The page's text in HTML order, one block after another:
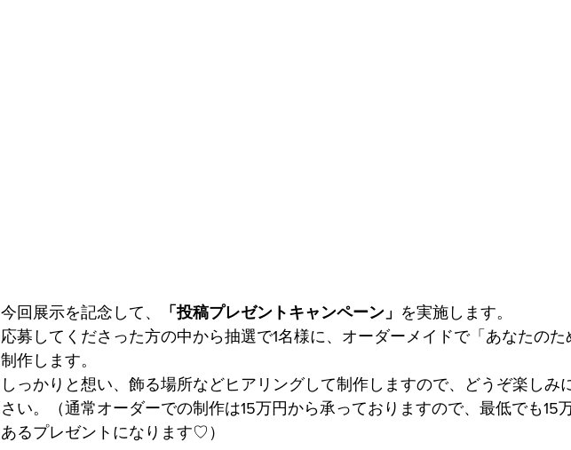
今回展示を記念して、 「投稿プレゼントキャンペーン」 を実施します。
応募してくださった方の中から抽選で1名様に、オーダーメイドで「あなたのた
制作します。
しっかりと想い、飾る場所などヒアリングして制作しますので、どうぞ楽しみ
さい。（通常オーダーでの制作は15万円から承っておりますので、最低でも15
あるプレゼントになります♡）